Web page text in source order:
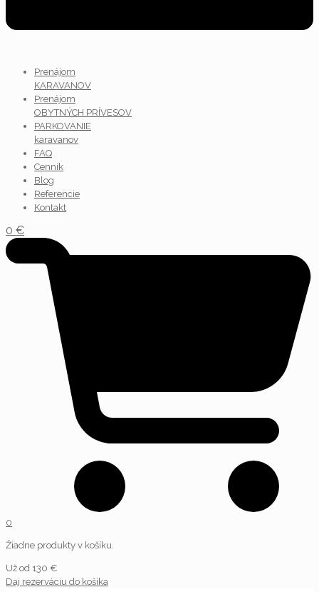
Prenájom
KARAVANOV
Prenájom
OBYTNÝCH PRÍVESOV
PARKOVANIE
karavanov
FAQ
Cenník
Blog
Referencie
Kontakt
0 €
0
Žiadne produkty v košíku.
Už od 130 €
Daj rezerváciu do košíka